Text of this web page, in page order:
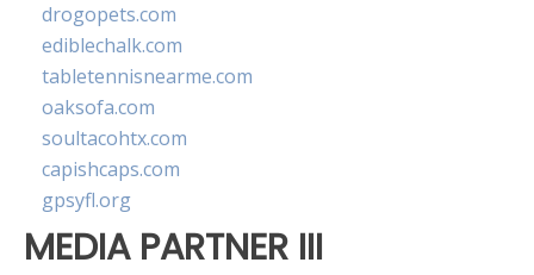
drogopets.com
ediblechalk.com
tabletennisnearme.com
oaksofa.com
soultacohtx.com
capishcaps.com
gpsyfl.org
MEDIA PARTNER III